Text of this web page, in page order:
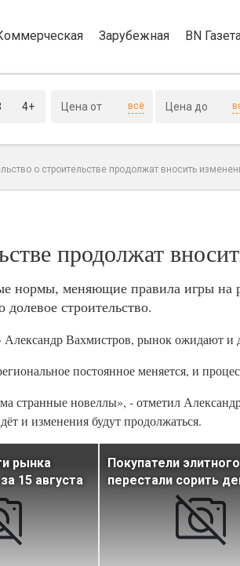
Зарубежная BN
4+ всё
о строительстве продолжат вносить
продолжат
нормы, меняющие правила игры
строительство.
Вахмистров, рынок ожидают и
постоянное меняется, и
странные новеллы», - отметил
и изменения будут продолжаться.
рынка
15 августа
Покупатели
перестали сорить